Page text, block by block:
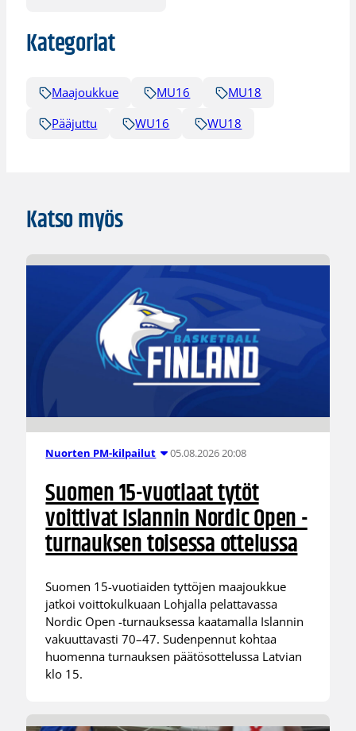
Kategoriat
Maajoukkue MU16
MU18
Pääjuttu
WU16 WU18
Katso myös
Nuorten PM-kilpailut 05.08.2026 20:08
Suomen 15-vuotiaat tytöt
voittivat Islannin Nordic Open -
turnauksen toisessa ottelussa
Suomen 15-vuotiaiden tyttöjen maajoukkue
jatkoi voittokulkuaan Lohjalla pelattavassa
Nordic Open -turnauksessa kaatamalla Islannin
vakuuttavasti 70–47. Sudenpennut kohtaa
huomenna turnauksen päätösottelussa Latvian
klo 15.